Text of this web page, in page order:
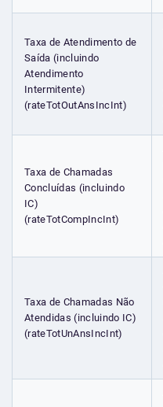
Taxa de Atendimento de
Saída (incluindo
Atendimento
Intermitente)
(rateTotOutAnsIncInt)
Taxa de Chamadas
Concluídas (incluindo
IC)
(rateTotCompIncInt)
Taxa de Chamadas Não
Atendidas (incluindo IC)
(rateTotUnAnsIncInt)